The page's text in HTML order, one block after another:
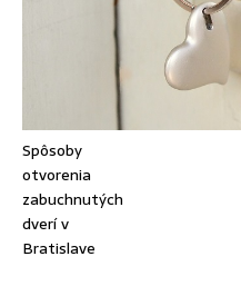
Spôsoby
otvorenia
zabuchnutých
dverí v
Bratislave